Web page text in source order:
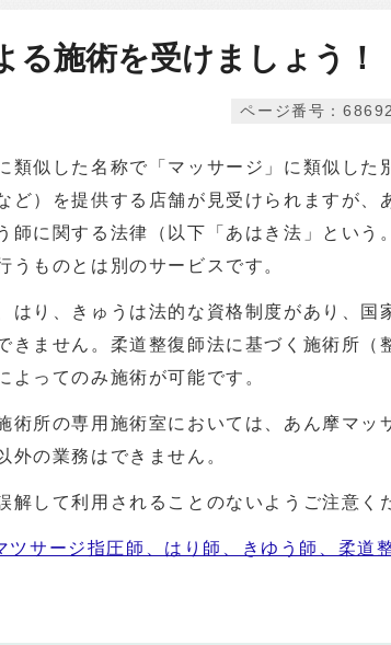
る施術を受けましょう！
ページ番号：68692
類似した名称で「マッサージ」に類似した
ど）を提供する店舗が見受けられますが、
師に関する法律（以下「あはき法」という
うものとは別のサービスです。
はり、きゅうは法的な資格制度があり、国
きません。柔道整復師法に基づく施術所（
よってのみ施術が可能です。
術所の専用施術室においては、あん摩マッ
外の業務はできません。
解して利用されることのないようご注意く
ツサージ指圧師、はり師、きゆう師、柔道